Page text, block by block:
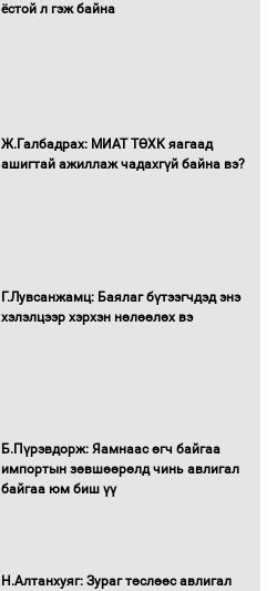
16 төрлийн эмийг нэг эх үүсвэрээс
Бүх шатанд хэмнэлтийн горимд
шилжиж, найр наадам, зөвлөгөөн,
ёстой л гэж байна
Ж.Галбадрах: МИАТ ТӨХК яагаад
ашигтай ажиллаж чадахгүй байна вэ?
Г.Лувсанжамц: Баялаг бүтээгчдэд энэ
хэлэлцээр хэрхэн нөлөөлөх вэ
Б.Пүрэвдорж: Яамнаас өгч байгаа
импортын зөвшөөрөлд чинь авлигал
байгаа юм биш үү
Н.Алтанхуяг: Зураг төслөөс авлигал